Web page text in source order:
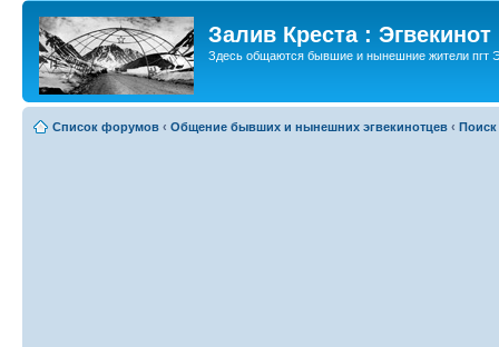
Залив Креста : Эгвекинот
Здесь общаются бывшие и нынешние жители пгт
Список форумов ‹ Общение бывших и нынешних эгвекинотцев ‹ Поиск